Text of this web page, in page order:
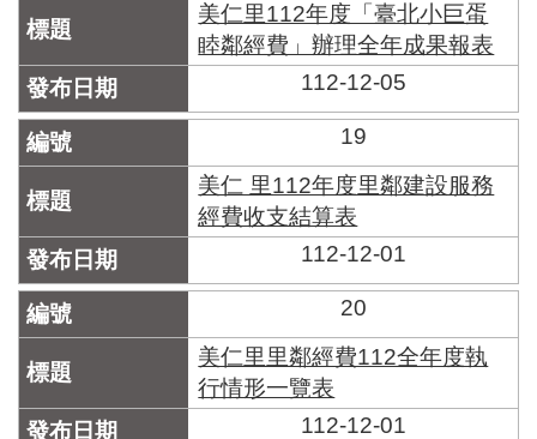
美仁里112年度「臺北小巨蛋
睦鄰經費」辦理全年成果報表
112-12-05
19
美仁 里112年度里鄰建設服務
經費收支結算表
112-12-01
20
美仁里里鄰經費112全年度執
行情形一覽表
112-12-01